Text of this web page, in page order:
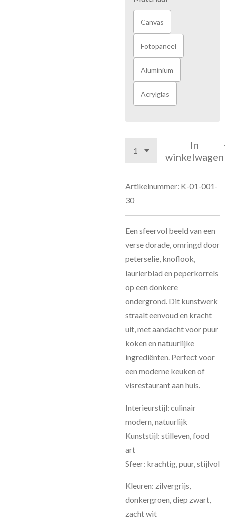
Canvas
Fotopaneel
Aluminium
Acrylglas
In
winkelwagen
Artikelnummer: K-01-001-
30
Een sfeervol beeld van een
verse dorade, omringd door
peterselie, knoflook,
laurierblad en peperkorrels
op een donkere
ondergrond. Dit kunstwerk
straalt eenvoud en kracht
uit, met aandacht voor puur
koken en natuurlijke
ingrediënten. Perfect voor
een moderne keuken of
visrestaurant aan huis.
Interieurstijl: culinair
modern, natuurlijk
Kunststijl: stilleven, food
art
Sfeer: krachtig, puur, stijlvol
Kleuren: zilvergrijs,
donkergroen, diep zwart,
zacht wit